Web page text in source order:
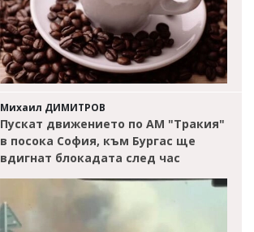
Михаил ДИМИТРОВ
Пускат движението по АМ "Тракия"
в посока София, към Бургас ще
вдигнат блокадата след час